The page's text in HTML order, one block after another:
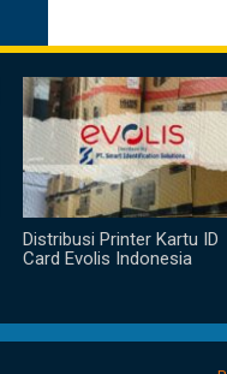
Distribusi Printer Kartu ID
Card Evolis Indonesia